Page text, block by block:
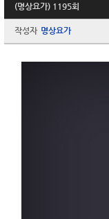
(명상요가) 1195회
작성자 명상요가